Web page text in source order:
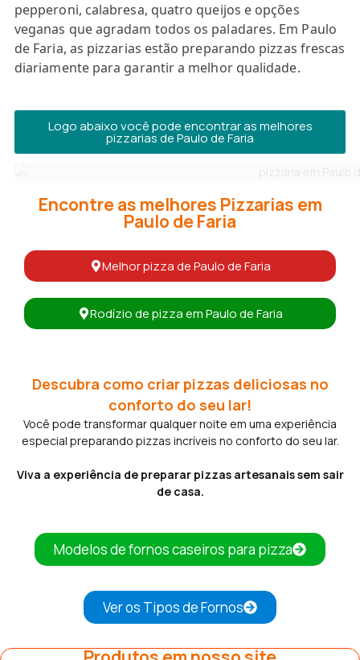
pepperoni, calabresa, quatro queijos e opções
veganas que agradam todos os paladares. Em Paulo
de Faria, as pizzarias estão preparando pizzas frescas
diariamente para garantir a melhor qualidade.
Logo abaixo você pode encontrar as melhores
pizzarias de Paulo de Faria
Encontre as melhores Pizzarias em
Paulo de Faria
Melhor pizza de Paulo de Faria
Rodízio de pizza em Paulo de Faria
Descubra como criar pizzas deliciosas no
conforto do seu lar!
Você pode transformar qualquer noite em uma experiência
especial preparando pizzas incríveis no conforto do seu lar.
Viva a experiência de preparar pizzas artesanais sem sair
de casa.
Modelos de fornos caseiros para pizza
Ver os Tipos de Fornos